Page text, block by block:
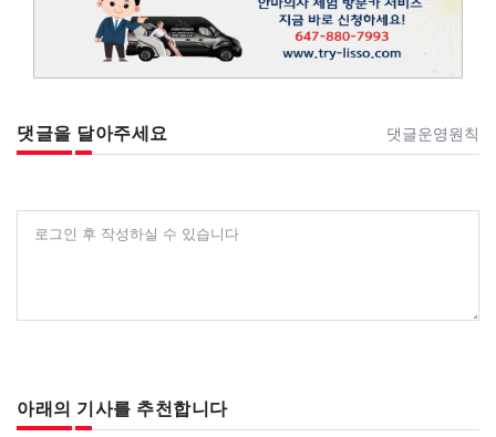
댓글을 달아주세요 댓글운영원칙
로그인 후 작성하실 수 있습니다
아래의 기사를 추천합니다